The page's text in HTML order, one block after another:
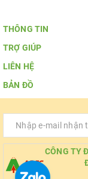
THÔNG TIN
TRỢ GIÚP
LIÊN HỆ
BẢN ĐỒ
CÔNG TY